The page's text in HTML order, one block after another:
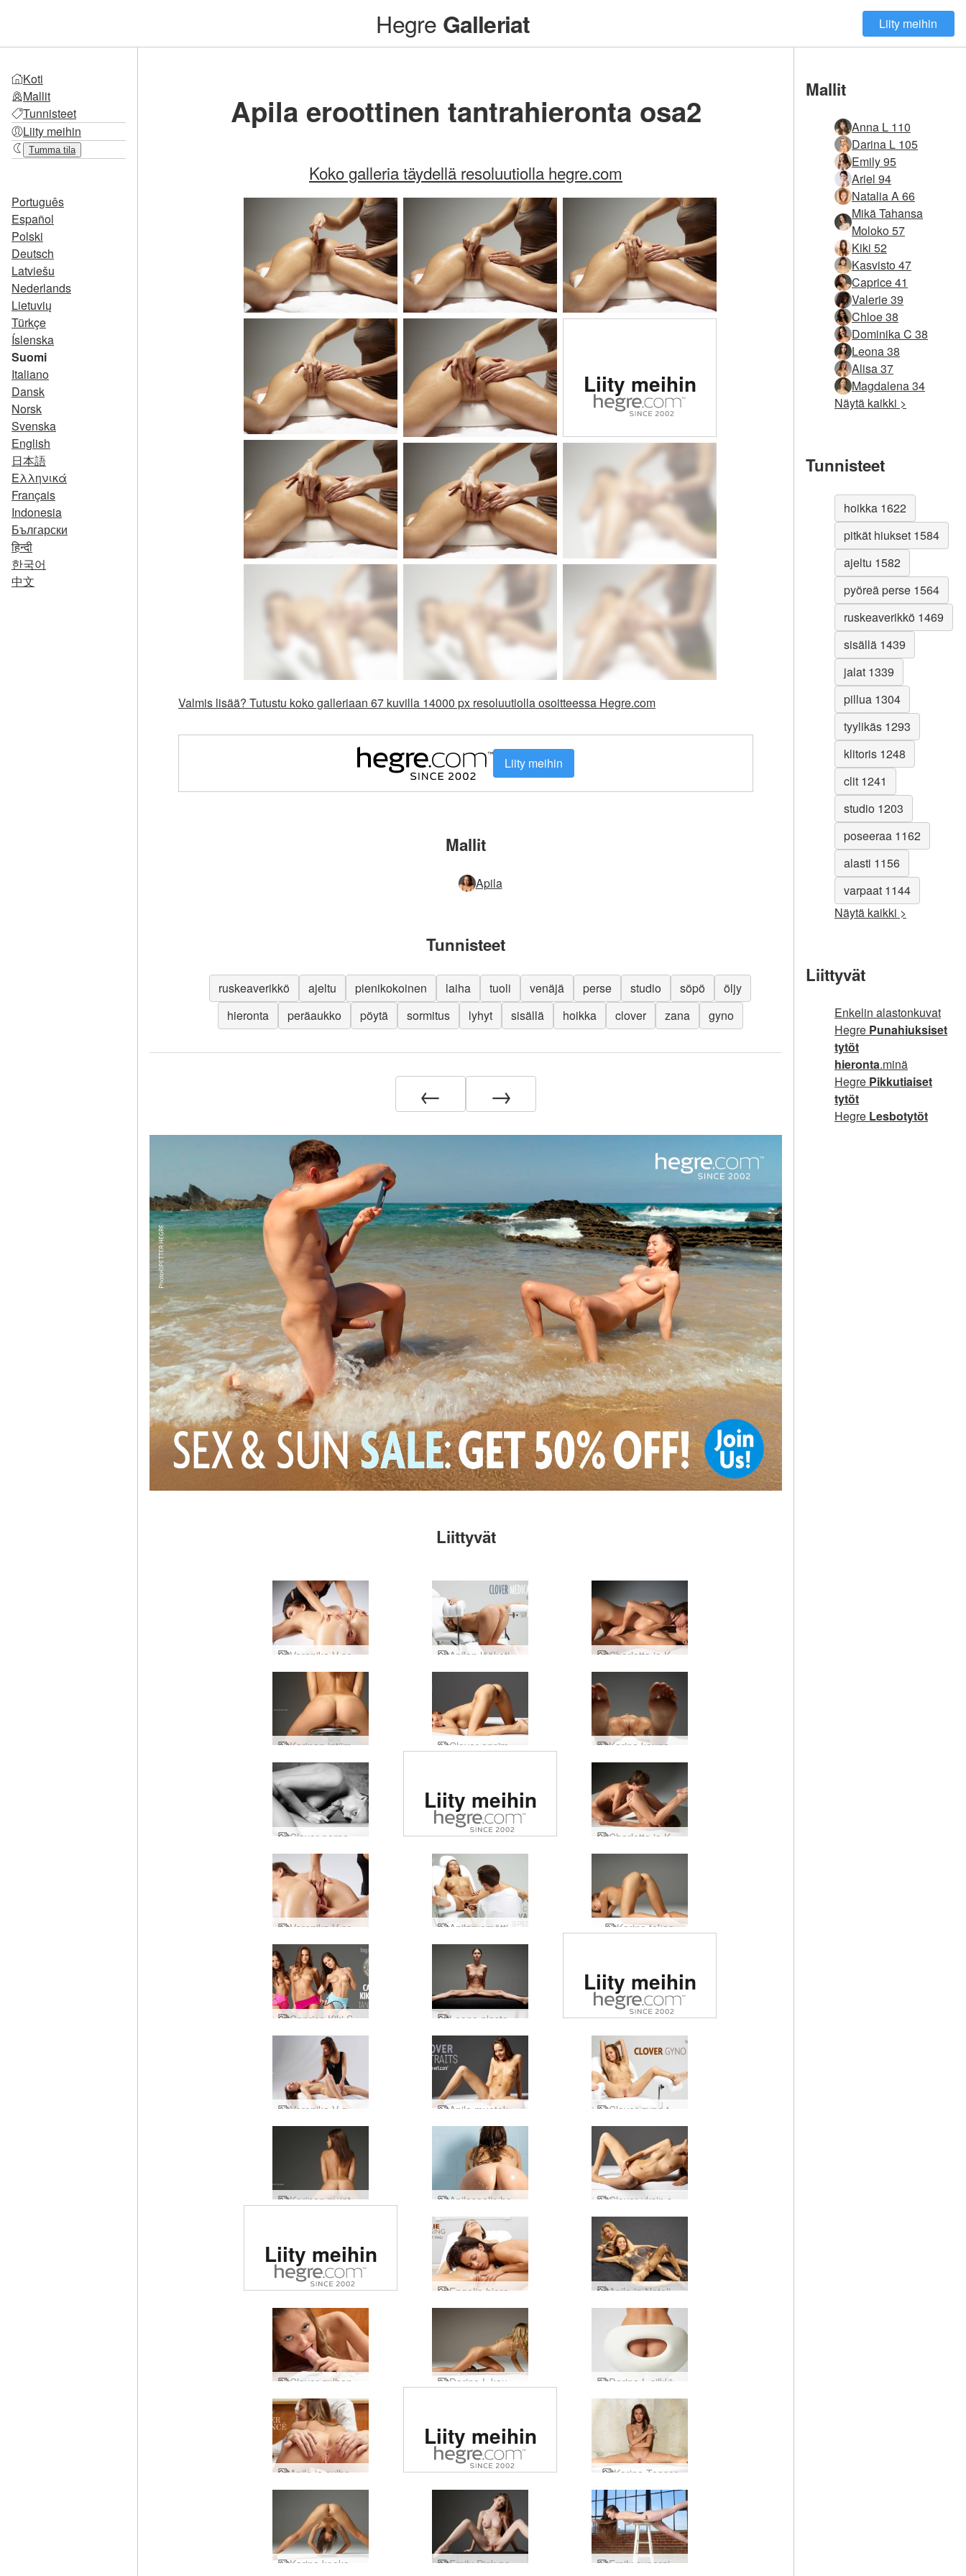
Hegre Galleriat Liity meihin
Koti
Mallit
Tunnisteet
Liity meihin
Tumma tila
Português
Español
Polski
Deutsch
Latviešu
Nederlands
Lietuvių
Türkçe
Íslenska
Suomi
Italiano
Dansk
Norsk
Svenska
English
日本語
Ελληνικά
Français
Indonesia
Български
हिन्दी
한국어
中文
Apila eroottinen tantrahieronta osa2
Koko galleria täydellä resoluutiolla hegre.com
eroottinen
sivusto
maailmassa
Liity meihin
Valmis lisää? Tutustu koko galleriaan 67 kuvilla 14000 px resoluutiolla osoitteessa Hegre.com
Liity meihin
Mallit
Apila
Tunnisteet
ruskeaverikkö ajeltu pienikokoinen laiha tuoli venäjä perse studio söpö
öljy
hieronta
peräaukko pöytä sormitus lyhyt sisällä hoikka clover zana gyno
← →
Liittyvät
Veronika V seksuaalinen stimulaatio Apilan lääketieteellinen fetissi Charlotta ja Karina Seksuaalinen antautuminen
Karinan intiimejä muotokuvia Clover ensimmäinen istunto
eroottinen
sivusto
maailmassa
Liity meihin
Charlotta ja Karina Lesbo Love
Veronika V eroottinen hieronta Apilan emättimen tähystintutkimus Karina takaa
Caprice Kiki Silvie kiehtova trio Leona alaston hierontataide
eroottinen
sivusto
maailmassa
Liity meihin
Veronika V g -pistehieronta Apila muotokuvia
Karinan muotokuvia Apilasaalis herkullinen
eroottinen
sivusto
maailmassa
Liity meihin
Engelie hierova Kiki osa2 Apila ja Natalia Musta ranta Bali
Darina L silkkisen seksikäs
Apila ja sulhanen osa 2
eroottinen
sivusto
maailmassa
Liity meihin
Karina Teaser
Emily Pink poseeraa Emily supergirl on palannut
Mallit
Anna L 110
Darina L 105
Emily 95
Ariel 94
Natalia A 66
Mikä Tahansa
Moloko 57
Kiki 52
Kasvisto 47
Caprice 41
Valerie 39
Chloe 38
Dominika C 38
Leona 38
Alisa 37
Magdalena 34
Näytä kaikki >
Tunnisteet
hoikka 1622
pitkät hiukset 1584
ajeltu 1582
pyöreä perse 1564
ruskeaverikkö 1469
sisällä 1439
jalat 1339
pillua 1304
tyylikäs 1293
klitoris 1248
clit 1241
studio 1203
poseeraa 1162
alasti 1156
varpaat 1144
Näytä kaikki >
Liittyvät
Enkelin alastonkuvat
Hegre Punahiuksiset
tytöt
hieronta.minä
Hegre Pikkutiaiset
tytöt
Hegre Lesbotytöt